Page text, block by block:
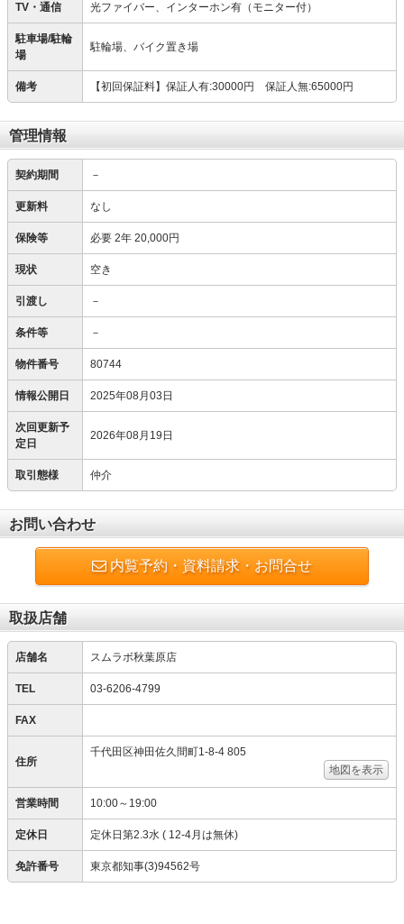
TV・通信 光ファイバー、インターホン有（モニター付）
駐車場/駐輪
場
駐輪場、バイク置き場
備考 【初回保証料】保証人有:30000円 保証人無:65000円
管理情報
契約期間 －
更新料 なし
保険等 必要 2年 20,000円
現状 空き
引渡し －
条件等 －
物件番号 80744
情報公開日 2025年08月03日
次回更新予
定日
2026年08月19日
取引態様 仲介
お問い合わせ
内覧予約・資料請求・お問合せ
取扱店舗
店舗名 スムラボ秋葉原店
TEL 03-6206-4799
FAX
住所
千代田区神田佐久間町1-8-4 805
地図を表示
営業時間 10:00～19:00
定休日 定休日第2.3水 ( 12-4月は無休)
免許番号 東京都知事(3)94562号